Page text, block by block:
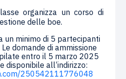
organizza un corso di
delle boe.
un minimo di 5 partecipanti
domande di ammissione
entro il 5 marzo 2025
disponibile all’indirizzo:
250542111776048